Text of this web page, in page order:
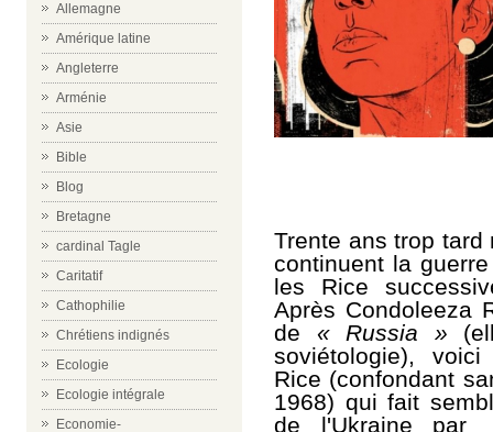
Allemagne
Amérique latine
Angleterre
Arménie
Asie
Bible
Blog
Bretagne
cardinal Tagle
Caritatif
Cathophilie
Chrétiens indignés
Ecologie
Ecologie intégrale
Economie-
Trente ans trop tard
continuent la
les Rice
Après Condoleeza
de « Russia »
soviétologie),
Rice (confondant
1968) qui fait
de l'Ukraine par